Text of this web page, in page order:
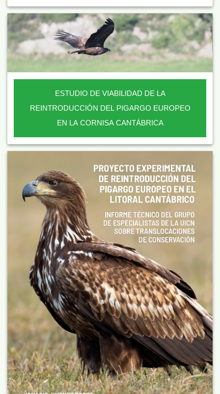
ESTUDIO DE VIABILIDAD DE LA
REINTRODUCCIÓN DEL PIGARGO EUROPEO
EN LA CORNISA CANTÁBRICA